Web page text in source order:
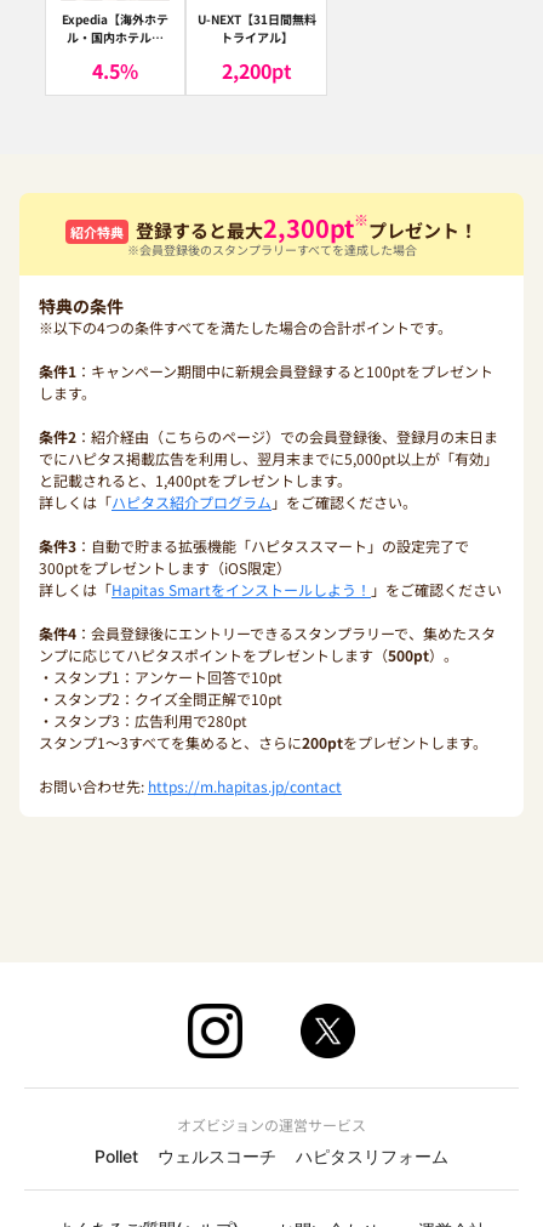
Expedia【海外ホテ
ル・国内ホテル予
ア）
4.5%
U-NEXT【31日間無料
トライアル】
2,200pt
紹介特典 登録すると最大2,300pt※プレゼント！
※会員登録後のスタンプラリーすべてを達成した場合
特典の条件
※以下の4つの条件すべてを満たした場合の合計ポイントです。
条件1 ：キャンペーン期間中に新規会員登録すると100ptをプレゼント
します。
条件2 ：紹介経由（こちらのページ）での会員登録後、登録月の末日ま
でにハピタス掲載広告を利用し、翌月末までに5,000pt以上が「有効」
と記載されると、1,400ptをプレゼントします。
詳しくは「ハピタス紹介プログラム 」をご確認ください。
条件3 ：自動で貯まる拡張機能「ハピタススマート」の設定完了で
300ptをプレゼントします（iOS限定）
詳しくは「Hapitas Smartをインストールしよう！ 」をご確認ください
条件4 ：会員登録後にエントリーできるスタンプラリーで、集めたスタ
ンプに応じてハピタスポイントをプレゼントします（500pt）。
・スタンプ1：アンケート回答で10pt
・スタンプ2：クイズ全問正解で10pt
・スタンプ3：広告利用で280pt
スタンプ1〜3すべてを集めると、さらに200ptをプレゼントします。
お問い合わせ先: https://m.hapitas.jp/contact
オズビジョンの運営サービス
Pollet
ウェルスコーチ ハピタスリフォーム